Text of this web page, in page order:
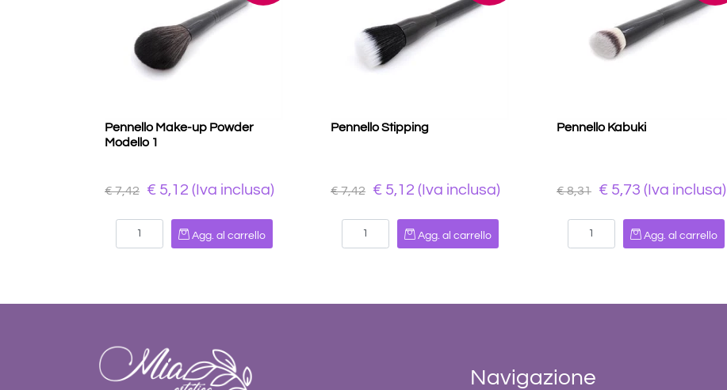
Pennello Make-up Powder
Modello 1
€ 7,42 € 5,12 (Iva inclusa)
Quantità
Agg. al carrello
Pennello Stipping
€ 7,42 € 5,12 (Iva inclusa)
Quantità
Agg. al carrello
Pennello Kabuki
€ 8,31 € 5,73 (Iva inclusa)
Quantità
Agg. al carrello
Navigazione